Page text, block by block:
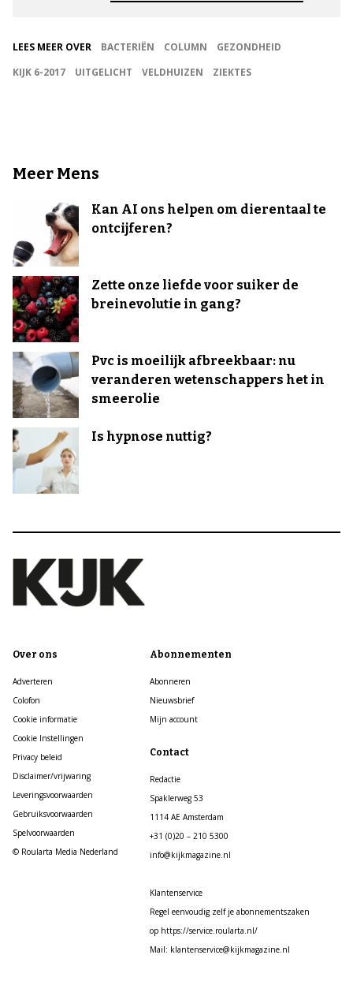
LEES MEER OVER BACTERIËN COLUMN
GEZONDHEID
KIJK 6-2017
UITGELICHT VELDHUIZEN ZIEKTES
Meer Mens
Kan AI ons helpen om dierentaal te
ontcijferen?
Zette onze liefde voor suiker de
breinevolutie in gang?
Pvc is moeilijk afbreekbaar: nu
veranderen wetenschappers het in
smeerolie
Is hypnose nuttig?
Over ons
Adverteren
Colofon
Cookie informatie
Cookie Instellingen
Privacy beleid
Disclaimer/vrijwaring
Leveringsvoorwaarden
Gebruiksvoorwaarden
Spelvoorwaarden
© Roularta Media Nederland
Abonnementen
Abonneren
Nieuwsbrief
Mijn account
Contact
Redactie
Spaklerweg 53
1114 AE Amsterdam
+31 (0)20 – 210 5300
info@kijkmagazine.nl
Klantenservice
Regel eenvoudig zelf je abonnementszaken
op https://service.roularta.nl/
Mail: klantenservice@kijkmagazine.nl